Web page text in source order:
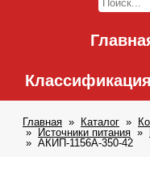
Классификация
Главная Каталог
Источники питания
АКИП-1156А-350-42